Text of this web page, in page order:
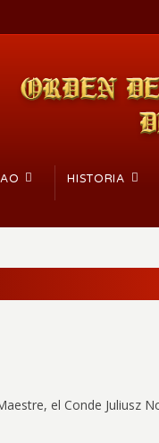
HISTORIA
el Conde Juliusz